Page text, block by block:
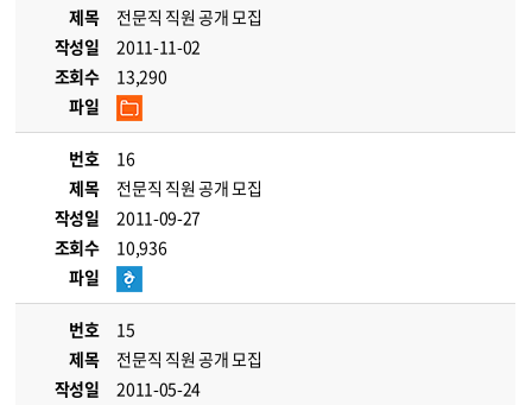
제목
전문직 직원 공개 모집
작성일
2011-11-02
조회수
13,290
파일
번호
16
제목
전문직 직원 공개 모집
작성일
2011-09-27
조회수
10,936
파일
번호
15
제목
전문직 직원 공개 모집
작성일
2011-05-24